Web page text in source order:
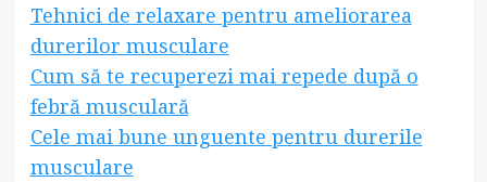
Tehnici de relaxare pentru ameliorarea
durerilor musculare
Cum să te recuperezi mai repede după o
febră musculară
Cele mai bune unguente pentru durerile
musculare